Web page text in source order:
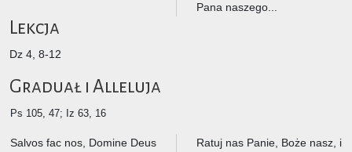
Pana naszego...
Lekcja
Dz 4, 8-12
Graduał i Alleluja
Ps 105, 47; Iz 63, 16
Salvos fac nos, Domine Deus
Ratuj nas Panie, Boże nasz, i